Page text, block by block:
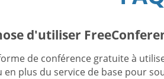
d'utiliser
de conférence gratuite à
en plus du service de base pour